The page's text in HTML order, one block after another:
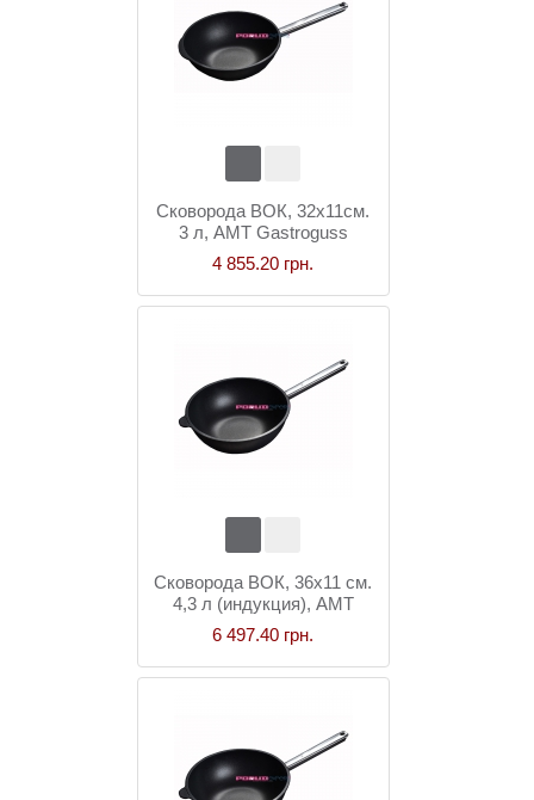
Сковорода ВОК, 32x11см.
3 л, AMT Gastroguss
4 855.20 грн.
Сковорода ВОК, 36x11 см.
4,3 л (индукция), AMT
Gastroguss
6 497.40 грн.